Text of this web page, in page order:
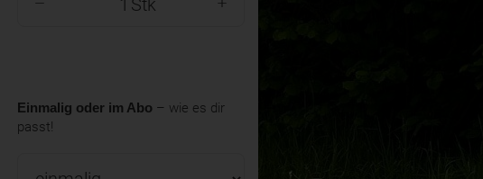
Einmalig oder im Abo – wie es dir
passt!